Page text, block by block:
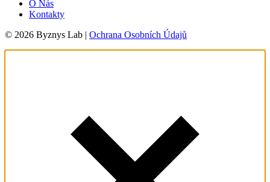
O Nás
Kontakty
© 2026 Byznys Lab | Ochrana Osobních Údajů